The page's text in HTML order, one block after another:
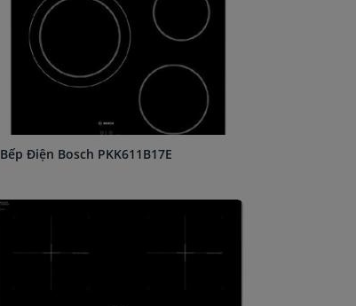
Bếp Điện Bosch PKK611B17E